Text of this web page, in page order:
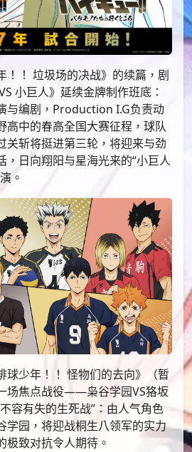
！！ 垃圾场的决战》的续篇，剧
小巨人》延续金牌制作班底：
与编剧，Production I.G负责动
高中的春高全国大赛征程，球队
关斩将挺进第三轮，将迎来与劲
，日向翔阳与星海光来的“小巨人
。
球少年！！ 怪物们的去向》（暂
场焦点战役——枭谷学园VS狢坂
容有失的生死战”：由人气角色
学园，将迎战桐生八领军的实力
极致对抗令人期待。